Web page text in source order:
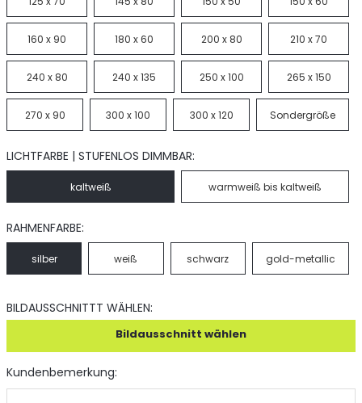
160 x 90 180 x 60 200 x 80 210 x 70
240 x 80 240 x 135 250 x 100 265 x 150
270 x 90 300 x 100 300 x 120 Sondergröße
LICHTFARBE | STUFENLOS DIMMBAR:
kaltweiß warmweiß bis kaltweiß
RAHMENFARBE:
silber weiß schwarz gold-metallic
BILDAUSSCHNITTT WÄHLEN:
Bildausschnitt wählen
Kundenbemerkung: